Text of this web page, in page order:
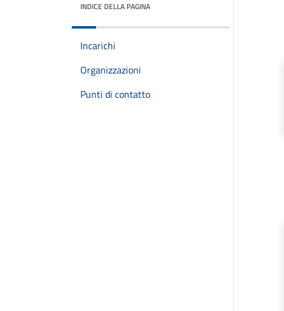
INDICE DELLA PAGINA
Incarichi
Organizzazioni
Punti di contatto